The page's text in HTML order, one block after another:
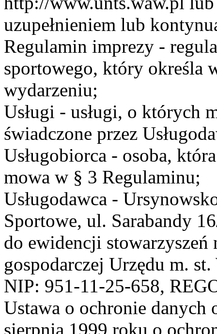
uzupełnieniem lub
Regulamin imprezy -
sportowego, który określa
wydarzeniu;
Usługi - usługi, o których
świadczone przez
Usługobiorca - osoba,
mowa w § 3 Regulaminu;
Usługodawca -
Sportowe, ul. Sarabandy
do ewidencji stowarzyszeń
gospodarczej Urzędu m.
NIP: 951-11-25-658,
Ustawa o ochronie danych
sierpnia 1999 roku o